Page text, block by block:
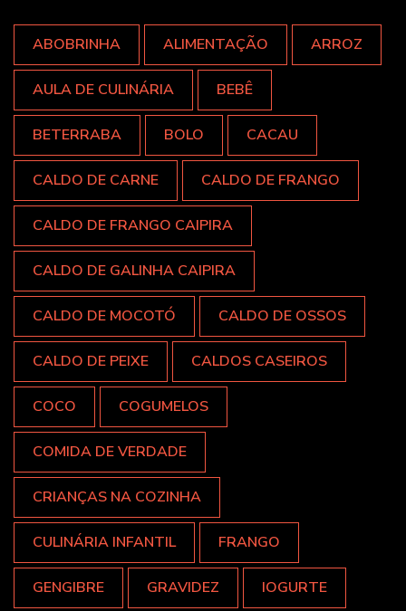
ABOBRINHA ALIMENTAÇÃO ARROZ
AULA DE CULINÁRIA BEBÊ
BETERRABA BOLO CACAU
CALDO DE CARNE CALDO DE FRANGO
CALDO DE FRANGO CAIPIRA
CALDO DE GALINHA CAIPIRA
CALDO DE MOCOTÓ CALDO DE OSSOS
CALDO DE PEIXE CALDOS CASEIROS
COCO COGUMELOS
COMIDA DE VERDADE
CRIANÇAS NA COZINHA
CULINÁRIA INFANTIL FRANGO
GENGIBRE GRAVIDEZ IOGURTE